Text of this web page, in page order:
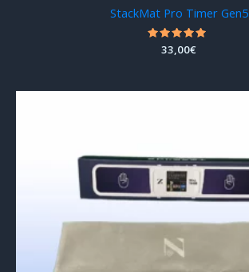
StackMat Pro Timer Gen5
Valorado
con
33,00€